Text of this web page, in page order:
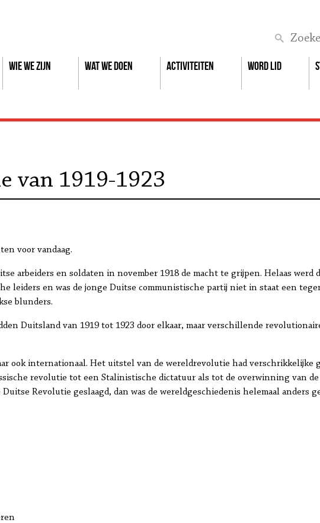
Wie we zijn Wat we doen Activiteiten Word lid
van 1919-1923
voor vandaag.
arbeiders en soldaten in november 1918 de macht te grijpen. Helaas werd
leiders en was de jonge Duitse communistische partij niet in staat een
blunders.
Duitsland van 1919 tot 1923 door elkaar, maar verschillende
ook internationaal. Het uitstel van de wereldrevolutie had verschrikkelijke
revolutie tot een Stalinistische dictatuur als tot de overwinning van de
Revolutie geslaagd, dan was de wereldgeschiedenis helemaal anders